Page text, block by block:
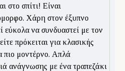
στο σπίτι! Είναι
Χάρη στον έξυπνο
εύκολα να συνδυαστεί με τον
πρόκειται για κλασικής
πιο μοντέρνο. Απλά
ανάγνωσης με ένα τραπεζάκι